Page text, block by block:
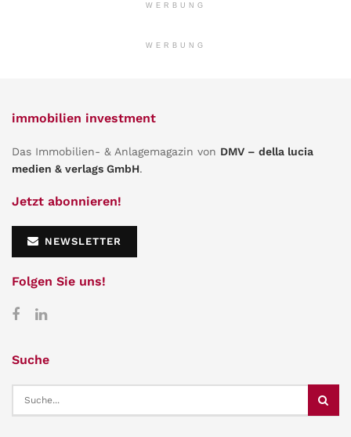
WERBUNG
WERBUNG
immobilien investment
Das Immobilien- & Anlagemagazin von DMV – della lucia
medien & verlags GmbH.
Jetzt abonnieren!
NEWSLETTER
Folgen Sie uns!
Suche